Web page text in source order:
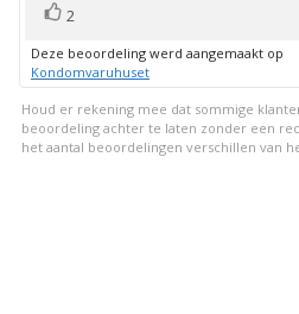
Stem
omhoog
2
Deze beoordeling werd aangemaakt op
Kondomvaruhuset
Houd er rekening mee dat sommige
beoordeling achter te laten zonder een
het aantal beoordelingen verschillen van